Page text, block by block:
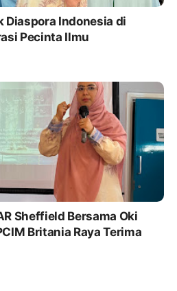
Diaspora Indonesia di
Pecinta Ilmu
Sheffield Bersama Oki
Britania Raya Terima